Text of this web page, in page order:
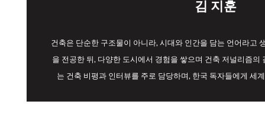
김 지훈
건축은 단순한 구조물이 아니라, 시대와 인간을 담는 언어라고
을 전공한 뒤, 다양한 도시에서 경험을 쌓으며 건축 저널리즘의
는 건축 비평과 인터뷰를 주로 담당하며, 한국 독자들에게 세